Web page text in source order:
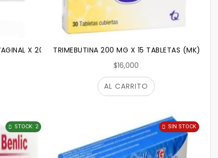
X 20G
TRIMEBUTINA 200 MG X 15 TABLETAS (MK)
$16,000
AL CARRITO
STOCK: 2 SIN STOCK